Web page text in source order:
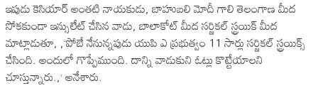
ఇపుడు కెసియార్ అంతటి నాయకుడు, బాహుబలి మోదీ గాలి తెలంగాణ మీద
సోకకుండా ఇన్సులేట్ చేసిన వాడు, బాలాకోట్ మీద సర్జికల్ స్ట్రయిక్ మీద
మాట్లాడుతూ, ,‘పోబే నేనున్నపుడు యుపి ఎ ప్రభుత్వం 11 సార్లు సర్జికల్ స్ట్రయిక్స్
చేసింది. అందులో గొప్పేముంది. దాన్ని వాడుకుని ఓట్లు కొట్టేయాలని
చూస్తున్నారు.,’ అనేశారు.